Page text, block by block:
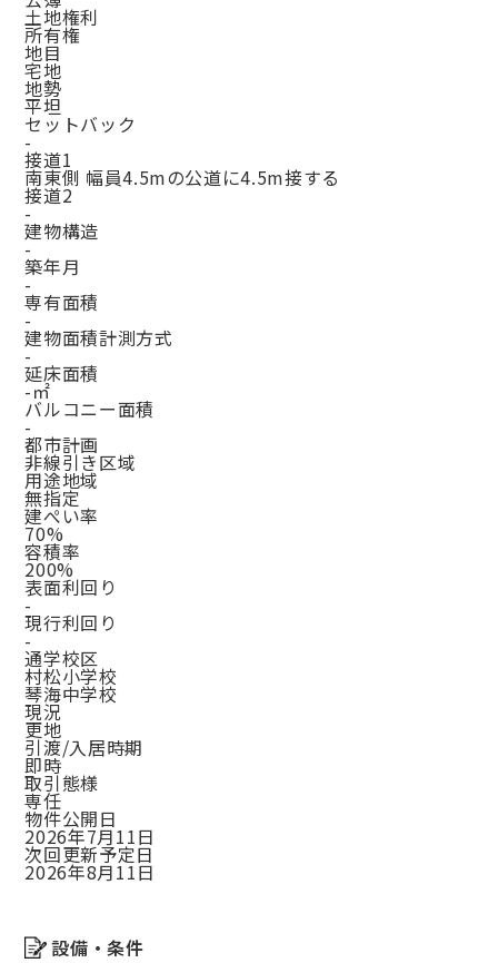
土地権利
所有権
地目
宅地
地勢
平坦
セットバック
-
接道1
南東側 幅員4.5mの公道に4.5m接する
接道2
-
建物構造
-
築年月
-
専有面積
-
建物面積計測方式
-
延床面積
-㎡
バルコニー面積
-
都市計画
非線引き区域
用途地域
無指定
建ぺい率
70%
容積率
200%
表面利回り
-
現行利回り
-
通学校区
村松小学校
琴海中学校
現況
更地
引渡/入居時期
即時
取引態様
専任
物件公開日
2026年7月11日
次回更新予定日
2026年8月11日
設備・条件